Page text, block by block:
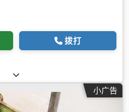
拨打
小广告